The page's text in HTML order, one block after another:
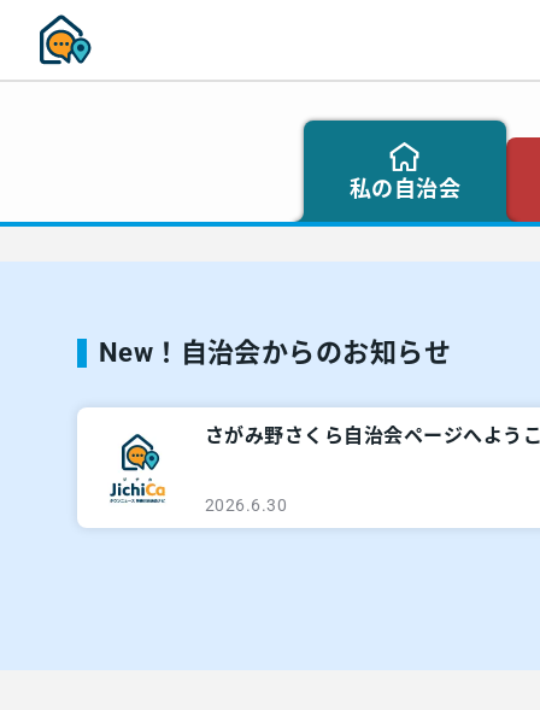
私の自治会
New！自治会からのお知らせ
さがみ野さくら自治会ページへよう
2026.6.30